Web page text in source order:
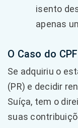
isento
apenas
O Caso do
Se adquiriu o
(PR) e decidir
Suíça, tem o
suas